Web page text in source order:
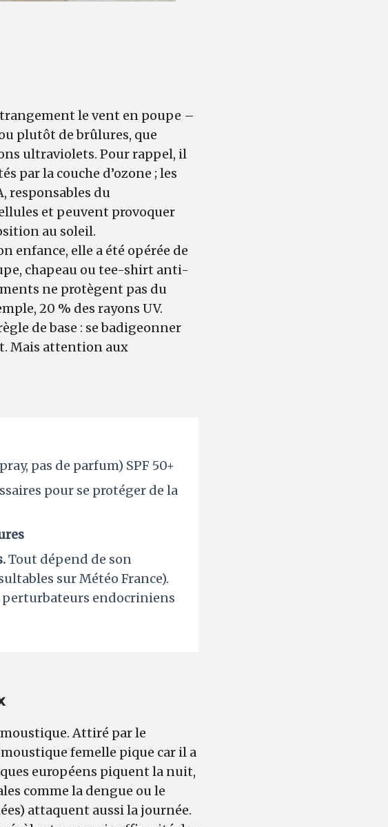
le vent en poupe –
plutôt de brûlures, que
ultraviolets. Pour rappel, il
par la couche d’ozone ; les
responsables du
et peuvent provoquer
au soleil.
enfance, elle a été opérée de
chapeau ou tee-shirt anti-
ne protègent pas du
20 % des rayons UV.
de base : se badigeonner
Mais attention aux
pas de parfum) SPF 50+
pour se protéger de la
Tout dépend de son
sur Météo France).
perturbateurs endocriniens
moustique. Attiré par le
femelle pique car il a
européens piquent la nuit,
comme la dengue ou le
attaquent aussi la journée.